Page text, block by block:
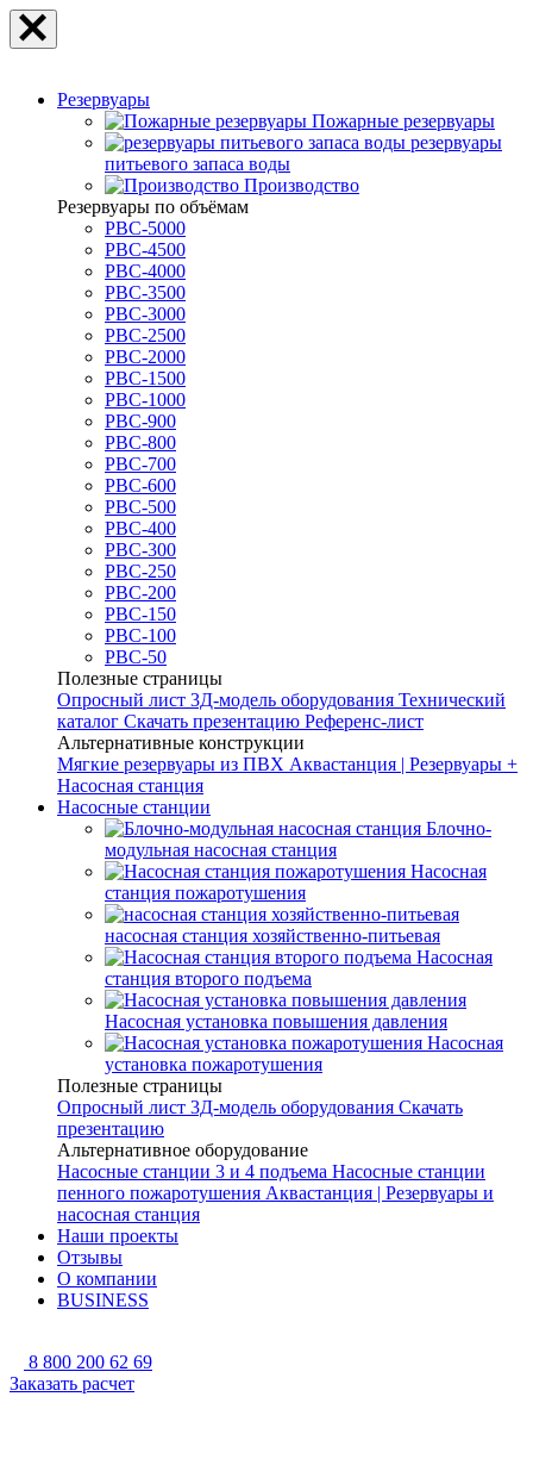
Резервуары
Пожарные резервуары
резервуары
питьевого запаса воды
Производство
Резервуары по объёмам
РВС-5000
РВС-4500
РВС-4000
РВС-3500
РВС-3000
РВС-2500
РВС-2000
РВС-1500
РВС-1000
РВС-900
РВС-800
РВС-700
РВС-600
РВС-500
РВС-400
РВС-300
РВС-250
РВС-200
РВС-150
РВС-100
РВС-50
Полезные страницы
Опросный лист 3Д-модель оборудования Технический
каталог Скачать презентацию Референс-лист
Альтернативные конструкции
Мягкие резервуары из ПВХ Аквастанция | Резервуары +
Насосная станция
Насосные станции
Блочно-
модульная насосная станция
Насосная
станция пожаротушения
насосная станция хозяйственно-питьевая
Насосная
станция второго подъема
Насосная установка повышения давления
Насосная
установка пожаротушения
Полезные страницы
Опросный лист 3Д-модель оборудования Скачать
презентацию
Альтернативное оборудование
Насосные станции 3 и 4 подъема Насосные станции
пенного пожаротушения Аквастанция | Резервуары и
насосная станция
Наши проекты
Отзывы
О компании
BUSINESS
8 800 200 62 69
Заказать расчет